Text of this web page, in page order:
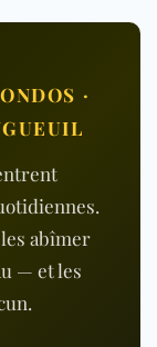
·
abîmer
— et les